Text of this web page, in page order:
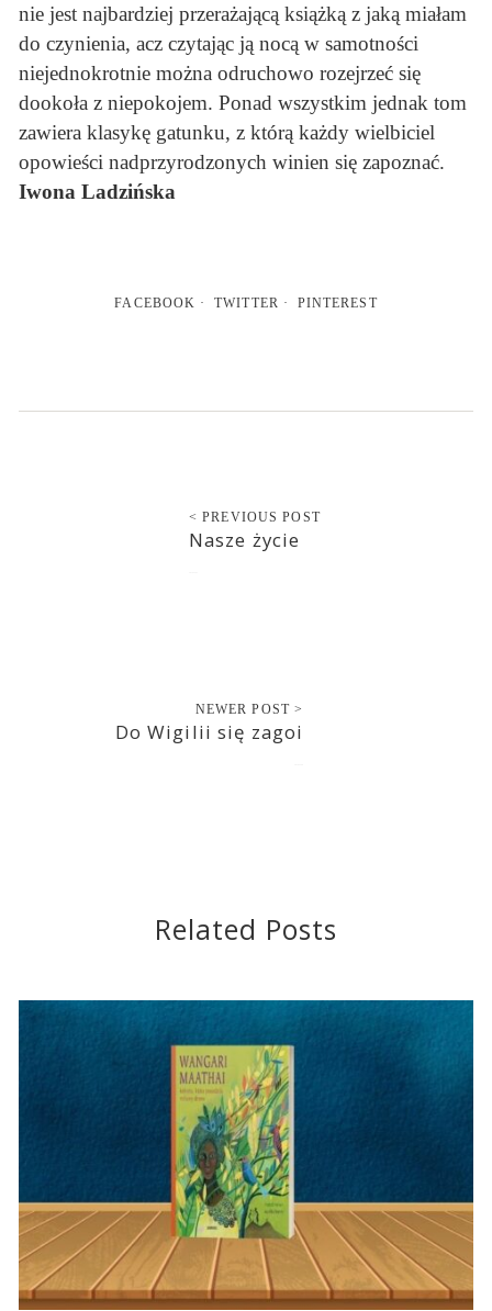
nie jest najbardziej przerażającą książką z jaką miałam
do czynienia, acz czytając ją nocą w samotności
niejednokrotnie można odruchowo rozejrzeć się
dookoła z niepokojem. Ponad wszystkim jednak tom
zawiera klasykę gatunku, z którą każdy wielbiciel
opowieści nadprzyrodzonych winien się zapoznać.
Iwona Ladzińska
FACEBOOK TWITTER PINTEREST
< PREVIOUS POST
Nasze życie
NEWER POST >
Do Wigilii się zagoi
Related Posts